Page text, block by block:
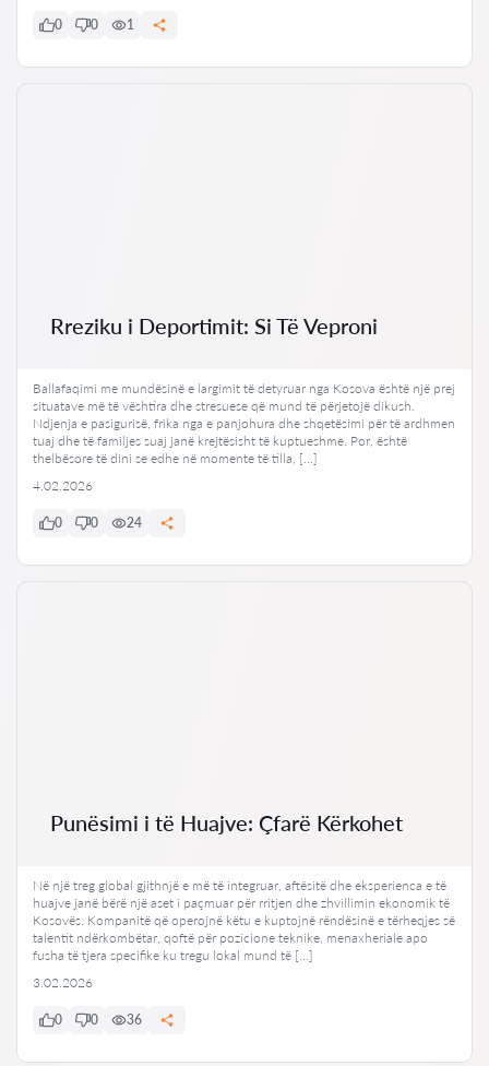
0 0 1
Rreziku i Deportimit: Si Të Veproni
Ballafaqimi me mundësinë e largimit të detyruar nga Kosova është një prej
situatave më të vështira dhe stresuese që mund të përjetojë dikush.
Ndjenja e pasigurisë, frika nga e panjohura dhe shqetësimi për të ardhmen
tuaj dhe të familjes suaj janë krejtësisht të kuptueshme. Por, është
thelbësore të dini se edhe në momente të tilla, […]
4.02.2026
0 0 24
Punësimi i të Huajve: Çfarë Kërkohet
Në një treg global gjithnjë e më të integruar, aftësitë dhe eksperienca e të
huajve janë bërë një aset i paçmuar për rritjen dhe zhvillimin ekonomik të
Kosovës. Kompanitë që operojnë këtu e kuptojnë rëndësinë e tërheqjes së
talentit ndërkombëtar, qoftë për pozicione teknike, menaxheriale apo
fusha të tjera specifike ku tregu lokal mund të […]
3.02.2026
0 0 36